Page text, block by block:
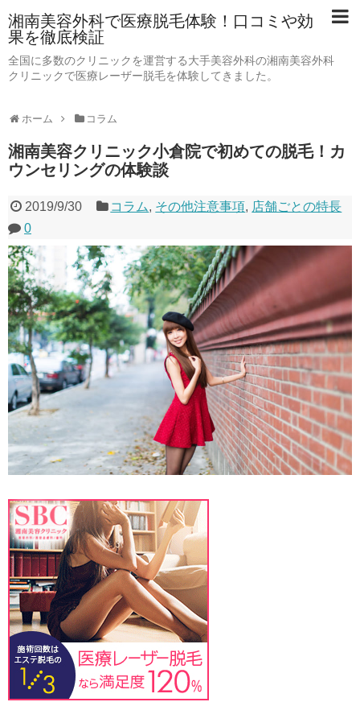
湘南美容外科で医療脱毛体験！口コミや効
果を徹底検証
全国に多数のクリニックを運営する大手美容外科の湘南美容外科
クリニックで医療レーザー脱毛を体験してきました。
ホーム コラム
湘南美容クリニック小倉院で初めての脱毛！カ
ウンセリングの体験談
2019/9/30 コラム, その他注意事項, 店舗ごとの特長
0